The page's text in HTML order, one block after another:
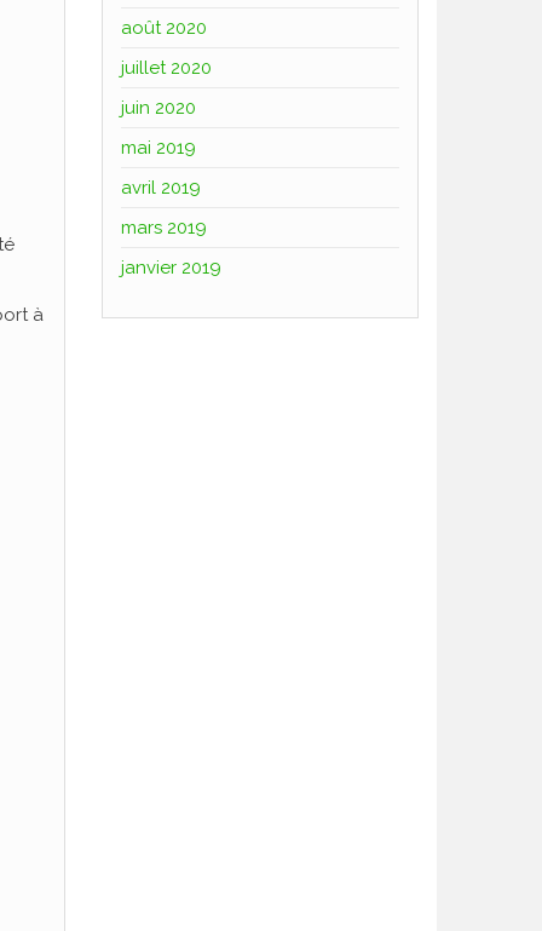
à
août 2020
juillet 2020
juin 2020
mai 2019
avril 2019
mars 2019
janvier 2019